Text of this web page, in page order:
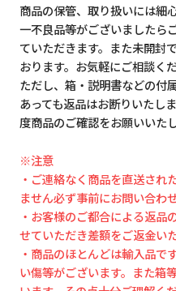
商品の保管、取り扱いには細
一不良品等がございましたら
ていただきます。また未開封
おります。お気軽にご相談くだ
ただし、箱・説明書などの付
あっても返品はお断りいたし
度商品のご確認をお願いいたし
※注意
・ご連絡なく商品を直送され
ません必ず事前にお問い合わ
・お客様のご都合による返品
せていただき差額をご返金い
・商品のほとんどは輸入品で
い傷等がございます。また箱